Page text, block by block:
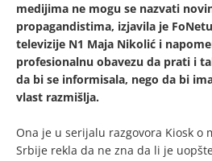
medijima ne mogu se nazvati
propagandistima, izjavila je
televizije N1 Maja Nikolić i
profesionalnu obavezu da prati i
da bi se informisala, nego da bi
vlast razmišlja.
Ona je u serijalu razgovora Kiosk o
Srbije rekla da ne zna da li je